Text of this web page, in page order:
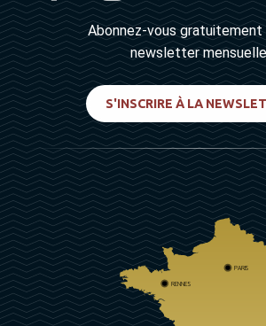
Abonnez-vous gratuitement
newsletter mensuelle
S'INSCRIRE À LA
PARIS
RENNES